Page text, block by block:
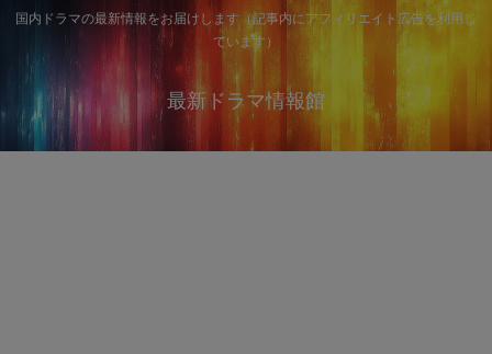
国内ドラマの最新情報をお届けします（記事内にアフィリエイト広告を利用し
ています）
最新ドラマ情報館